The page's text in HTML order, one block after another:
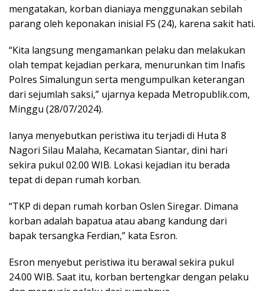
mengatakan, korban dianiaya menggunakan sebilah
parang oleh keponakan inisial FS (24), karena sakit hati.
“Kita langsung mengamankan pelaku dan melakukan
olah tempat kejadian perkara, menurunkan tim Inafis
Polres Simalungun serta mengumpulkan keterangan
dari sejumlah saksi,” ujarnya kepada Metropublik.com,
Minggu (28/07/2024).
Ianya menyebutkan peristiwa itu terjadi di Huta 8
Nagori Silau Malaha, Kecamatan Siantar, dini hari
sekira pukul 02.00 WIB. Lokasi kejadian itu berada
tepat di depan rumah korban.
“TKP di depan rumah korban Oslen Siregar. Dimana
korban adalah bapatua atau abang kandung dari
bapak tersangka Ferdian,” kata Esron.
Esron menyebut peristiwa itu berawal sekira pukul
24.00 WIB. Saat itu, korban bertengkar dengan pelaku